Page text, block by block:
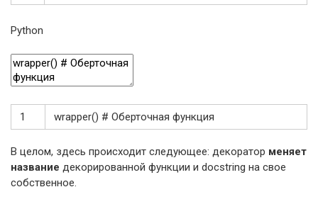
Python
1 wrapper() # Оберточная функция
В целом, здесь происходит следующее: декоратор меняет
название декорированной функции и docstring на свое
собственное.